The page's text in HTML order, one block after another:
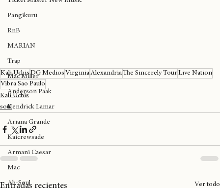
Ticket Master New Music
Pangikurü
RnB
MARIAN
Trap
Mac Miller
Anderson Paak
Kendrick Lamar
Ariana Grande
Kaicrewsade
Armani Caesar
Mac
Kali Uchis DG Medios
Vibra Sao Paulo
Kali Uchis
soul